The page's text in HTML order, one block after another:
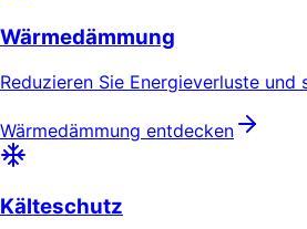
Wärmedämmung
Reduzieren Sie Energieverluste
Wärmedämmung entdecken
Kälteschutz